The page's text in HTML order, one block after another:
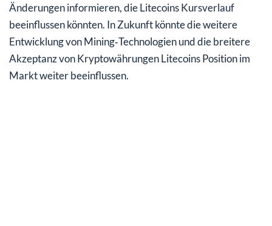
Änderungen informieren, die Litecoins Kursverlauf
beeinflussen könnten. In Zukunft könnte die weitere
Entwicklung von Mining‑Technologien und die breitere
Akzeptanz von Kryptowährungen Litecoins Position im
Markt weiter beeinflussen.